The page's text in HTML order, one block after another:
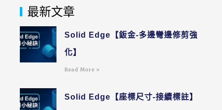
最新文章
Solid Edge【鈑金-多邊彎邊修剪強
化】
Read More »
Solid Edge【座標尺寸-接續標註】